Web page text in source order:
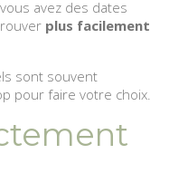
avez des dates
plus facilement
sont souvent
pour faire votre choix.